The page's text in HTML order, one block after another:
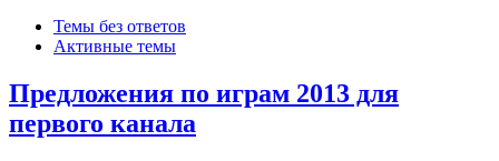
Темы без ответов
Активные темы
Предложения по играм 2013 для
первого канала